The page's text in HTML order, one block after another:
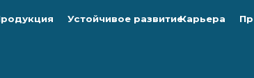
Устойчивое развитиеКарьера